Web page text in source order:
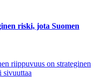
riski, jota Suomen
riippuvuus on strateginen
sivuuttaa